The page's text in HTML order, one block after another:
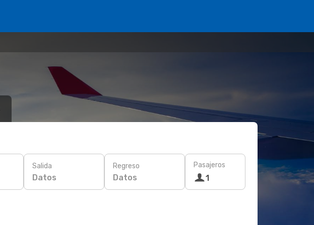
Salida
Datos
Regreso
Datos
Pasajeros
1